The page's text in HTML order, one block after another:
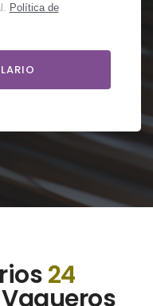
Política de
24